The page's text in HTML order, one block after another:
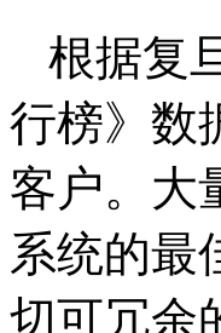
根据复
行榜》数
客户。大
系统的最
切可冗余